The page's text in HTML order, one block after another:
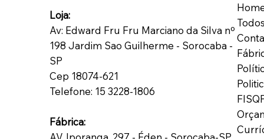
Loja:
Av: Edward Fru Fru Marciano da Silva nº
198 Jardim Sao Guilherme - Sorocaba -
SP
Cep 18074-621
Telefone: 15 3228-1806
Fábrica: